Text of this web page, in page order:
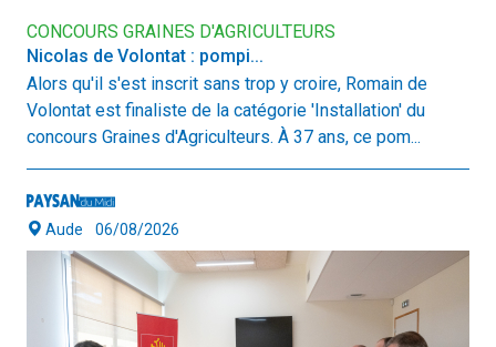
CONCOURS GRAINES D'AGRICULTEURS
Nicolas de Volontat : pompi...
Alors qu'il s'est inscrit sans trop y croire, Romain de
Volontat est finaliste de la catégorie 'Installation' du
concours Graines d'Agriculteurs. À 37 ans, ce pom...
Aude 06/08/2026